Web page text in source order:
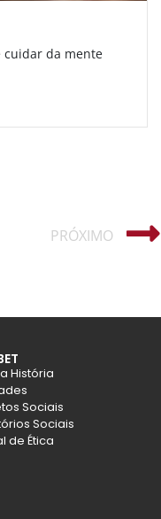
cuidar da mente
PRÓXIMO
História
Sociais
Sociais
de Ética